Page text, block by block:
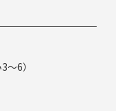
6）